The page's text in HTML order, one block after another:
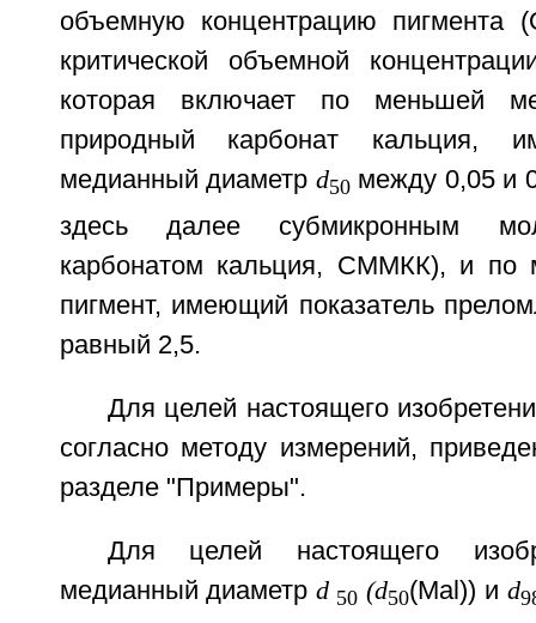
объемную концентрацию
критической объемной
которая включает по меньшей
природный карбонат кальция,
медианный диаметр d50между 0,05 и
здесь далее субмикронным
карбонатом кальция, СММКК), и по
пигмент, имеющий показатель
равный 2,5.
Для целей настоящего
согласно методу измерений,
разделе "Примеры".
Для целей настоящего
медианный диаметрd 50 (d50(Mal)) и d